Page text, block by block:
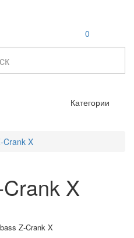
0
Категории
Crank X
X
Z-Crank X